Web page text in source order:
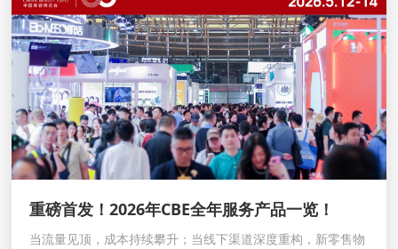
重磅首发！2026年CBE全年服务产品一览！
当流量见顶，成本持续攀升；当线下渠道深度重构，新零售物